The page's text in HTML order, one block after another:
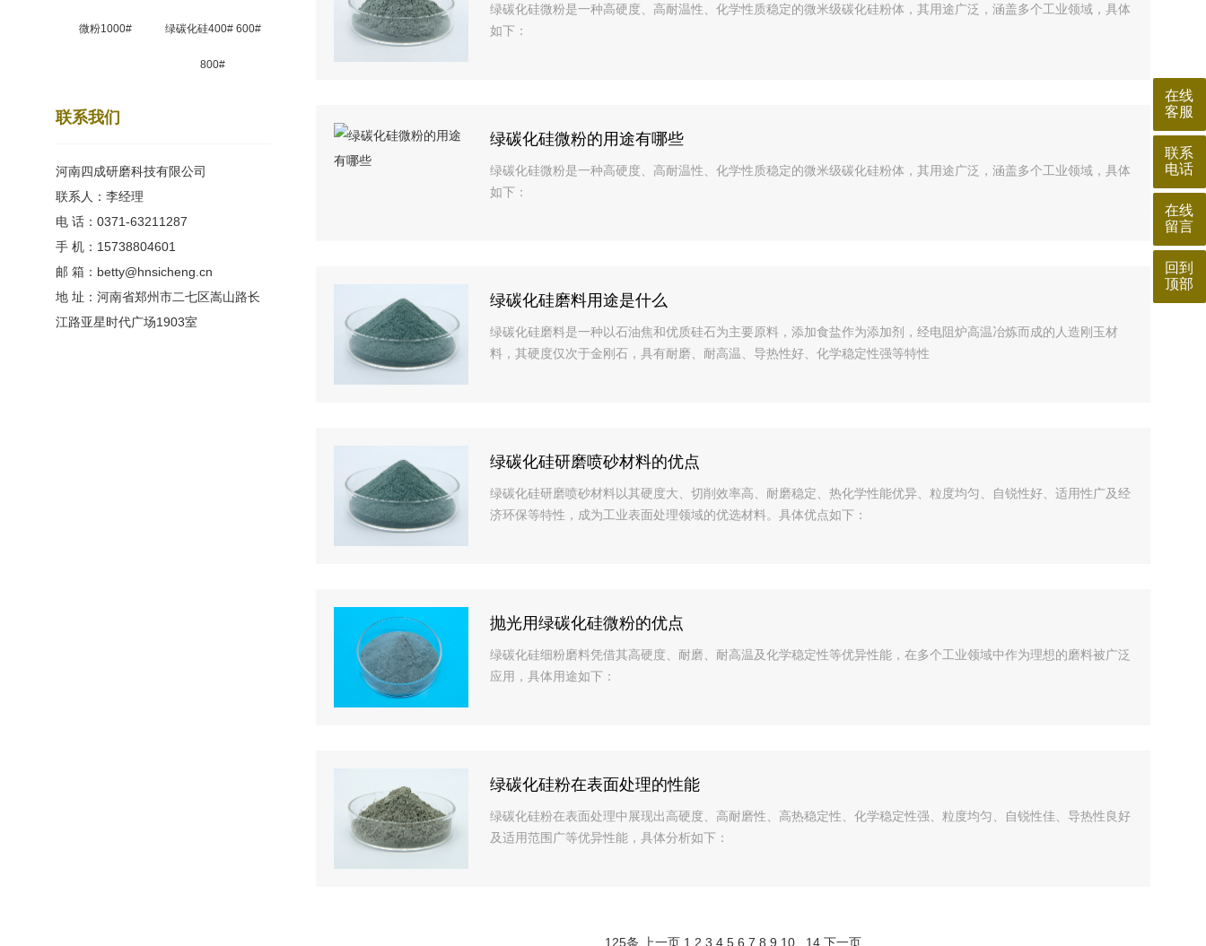
微粉1000# 绿碳化硅400# 600#
800#
联系我们
河南四成研磨科技有限公司
联系人：李经理
电 话：0371-63211287
手 机：15738804601
邮 箱：betty@hnsicheng.cn
地 址：河南省郑州市二七区嵩山路长
江路亚星时代广场1903室
绿碳化硅微粉是一种高硬度、高耐温性、化学性质稳定的微米级碳化硅粉体，其用途广泛，涵盖多个工业领域，具体
如下：
绿碳化硅微粉的用途有哪些
绿碳化硅微粉是一种高硬度、高耐温性、化学性质稳定的微米级碳化硅粉体，其用途广泛，涵盖多个工业领域，具体
如下：
绿碳化硅磨料用途是什么
绿碳化硅磨料是一种以石油焦和优质硅石为主要原料，添加食盐作为添加剂，经电阻炉高温冶炼而成的人造刚玉材
料，其硬度仅次于金刚石，具有耐磨、耐高温、导热性好、化学稳定性强等特性
绿碳化硅研磨喷砂材料的优点
绿碳化硅研磨喷砂材料以其硬度大、切削效率高、耐磨稳定、热化学性能优异、粒度均匀、自锐性好、适用性广及经
济环保等特性，成为工业表面处理领域的优选材料。具体优点如下：
抛光用绿碳化硅微粉的优点
绿碳化硅细粉磨料凭借其高硬度、耐磨、耐高温及化学稳定性等优异性能，在多个工业领域中作为理想的磨料被广泛
应用，具体用途如下：
绿碳化硅粉在表面处理的性能
绿碳化硅粉在表面处理中展现出高硬度、高耐磨性、高热稳定性、化学稳定性强、粒度均匀、自锐性佳、导热性良好
及适用范围广等优异性能，具体分析如下：
125条 上一页 1 2 3 4 5 6 7 8 9 10 14 下一页
在线
客服
联系
电话
在线
留言
回到
顶部